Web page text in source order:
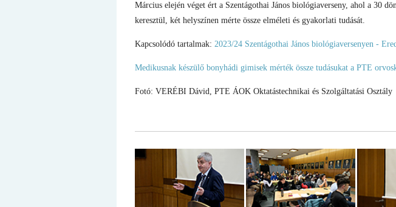
Március elején véget ért a Szentágothai János biológiaverseny, ahol a 30
keresztül, két helyszínen mérte össze elméleti és gyakorlati tudását.
Kapcsolódó tartalmak: 2023/24 Szentágothai János biológiaversenyen -
Medikusnak készülő bonyhádi gimisek mérték össze tudásukat a PTE
Fotó: VERÉBI Dávid, PTE ÁOK Oktatástechnikai és Szolgáltatási Osztály